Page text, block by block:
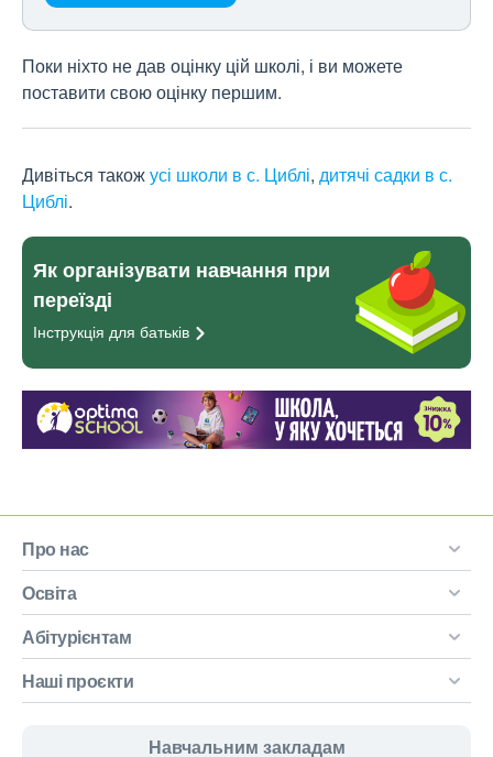
Поки ніхто не дав оцінку цій школі, і ви можете
поставити свою оцінку першим.
Дивіться такожусі школи в с. Циблі, дитячі садки в с.
Циблі.
Як організувати навчання при
переїзді
Інструкція для батьків
Про нас
Освіта
Абітурієнтам
Наші проєкти
Навчальним закладам